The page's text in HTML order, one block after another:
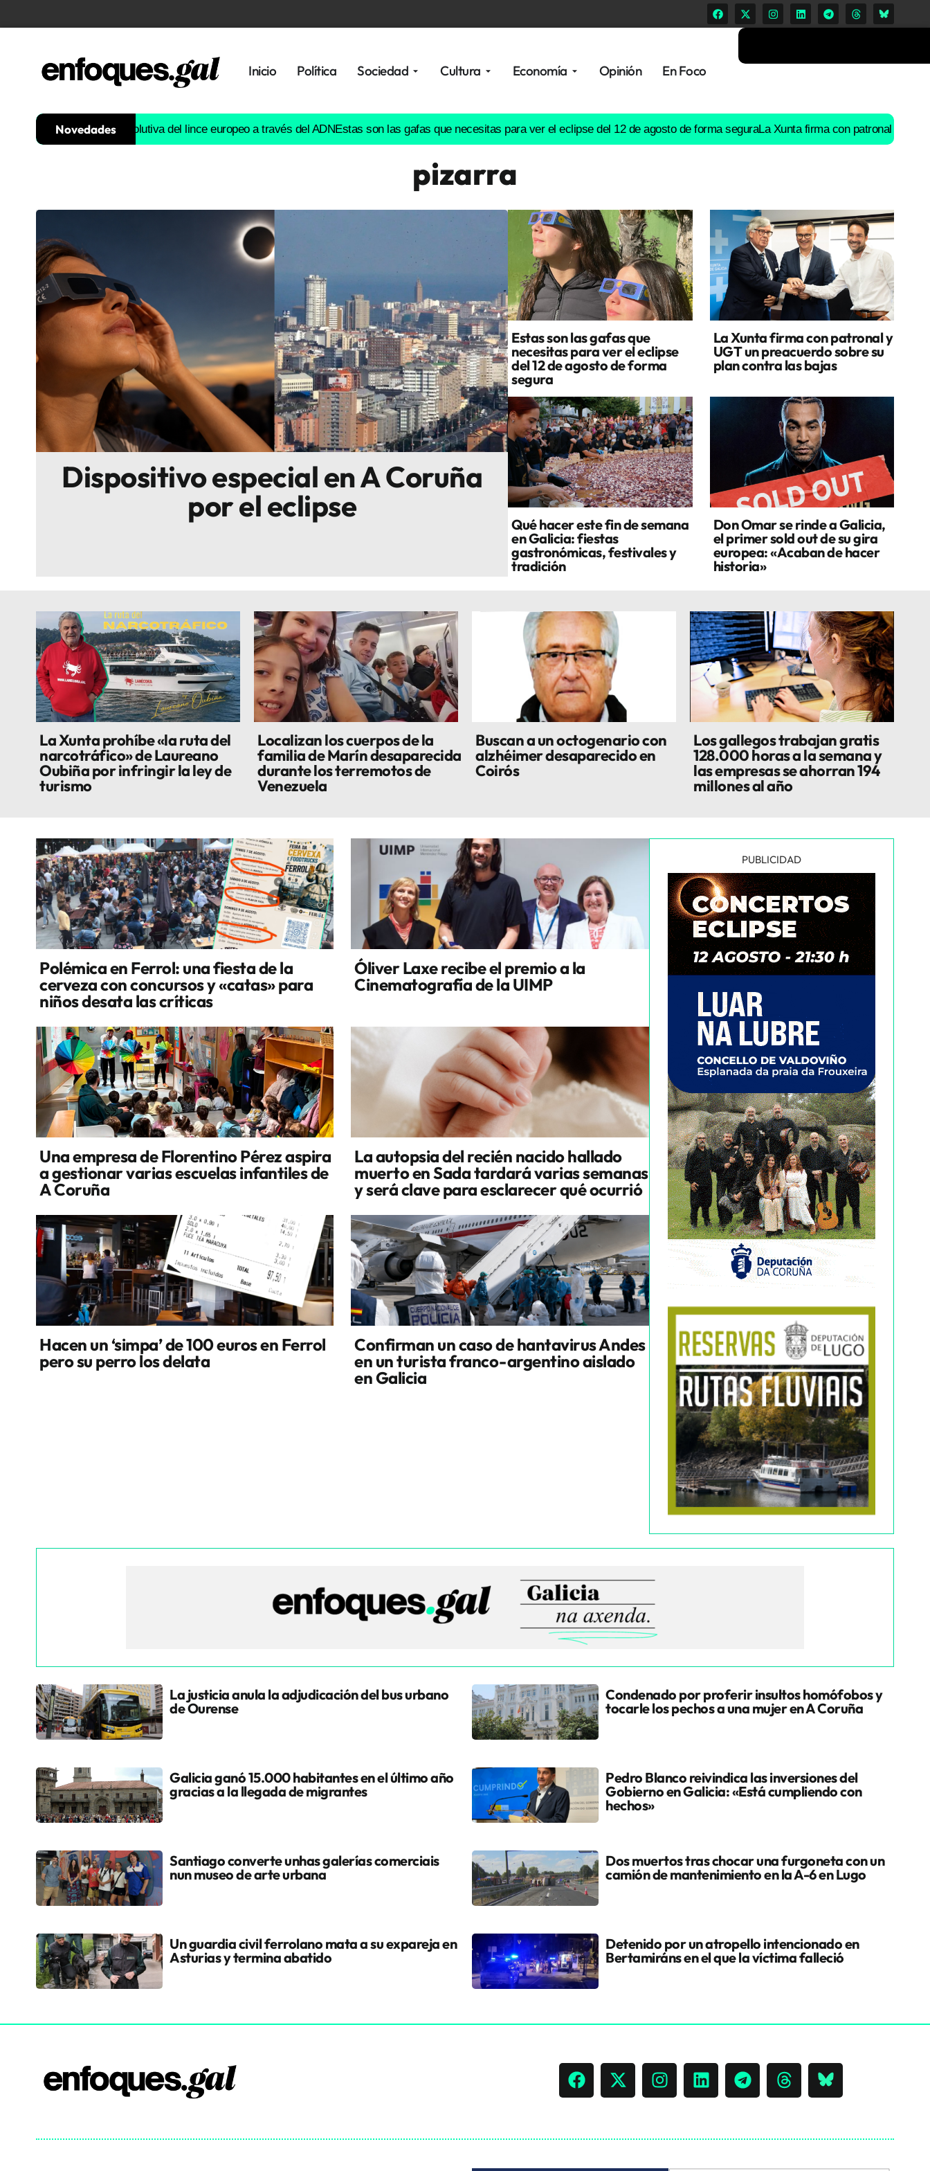
Inicio Política Sociedad Cultura Economía Opinión En Foco
Histórica
Gastronomía
Escenarios
Novedades
la historia evolutiva del lince europeo a través del ADN Estas son las gafas que necesitas para ver el eclipse del 12 de agosto de forma seguraLa Xunta firma con patronal y UGT un
pizarra
Dispositivo especial en A Coruña
por el eclipse
Estas son las gafas que
necesitas para ver el eclipse
del 12 de agosto de forma
segura
La Xunta firma con patronal y
UGT un preacuerdo sobre su
plan contra las bajas
Qué hacer este fin de semana
en Galicia: fiestas
gastronómicas, festivales y
tradición
Don Omar se rinde a Galicia,
el primer sold out de su gira
europea: «Acaban de hacer
historia»
La Xunta prohíbe «la ruta del
narcotráfico» de Laureano
Oubiña por infringir la ley de
turismo
Localizan los cuerpos de la
familia de Marín desaparecida
durante los terremotos de
Venezuela
Buscan a un octogenario con
alzhéimer desaparecido en
Coirós
Los gallegos trabajan gratis
128.000 horas a la semana y
las empresas se ahorran 194
millones al año
Polémica en Ferrol: una fiesta de la
cerveza con concursos y «catas» para
niños desata las críticas
Óliver Laxe recibe el premio a la
Cinematografía de la UIMP
Una empresa de Florentino Pérez aspira
a gestionar varias escuelas infantiles de
A Coruña
La autopsia del recién nacido hallado
muerto en Sada tardará varias semanas
y será clave para esclarecer qué ocurrió
Hacen un ‘simpa’ de 100 euros en Ferrol
pero su perro los delata
Confirman un caso de hantavirus Andes
en un turista franco-argentino aislado
en Galicia
PUBLICIDAD
La justicia anula la adjudicación del bus urbano
de Ourense
Condenado por proferir insultos homófobos y
tocarle los pechos a una mujer en A Coruña
Galicia ganó 15.000 habitantes en el último año
gracias a la llegada de migrantes
Pedro Blanco reivindica las inversiones del
Gobierno en Galicia: «Está cumpliendo con
hechos»
Santiago converte unhas galerías comerciais
nun museo de arte urbana
Dos muertos tras chocar una furgoneta con un
camión de mantenimiento en la A-6 en Lugo
Un guardia civil ferrolano mata a su expareja en
Asturias y termina abatido
Detenido por un atropello intencionado en
Bertamiráns en el que la víctima falleció